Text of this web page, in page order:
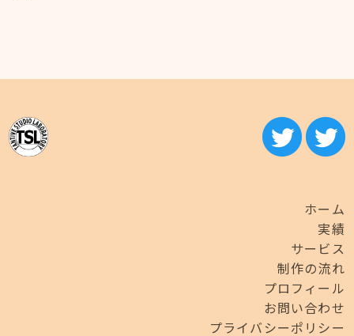
ホーム
実績
サービス
制作の流れ
プロフィール
お問い合わせ
プライバシーポリシー